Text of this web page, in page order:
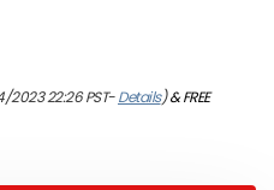
22:26 PST-Details)&FREE